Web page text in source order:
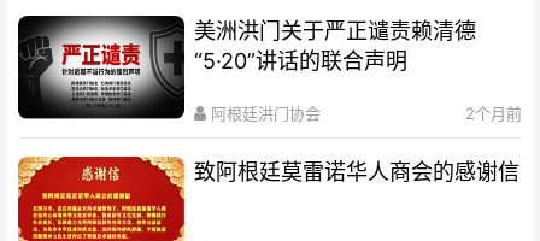
美洲洪门关于严正谴责赖清德
“5·20”讲话的联合声明
阿根廷洪门协会 2个月前
致阿根廷莫雷诺华人商会的感谢信